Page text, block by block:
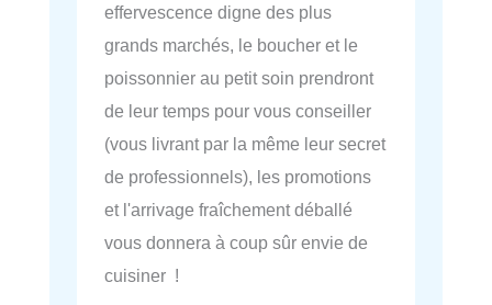
effervescence digne des plus
grands marchés, le boucher et le
poissonnier au petit soin prendront
de leur temps pour vous conseiller
(vous livrant par la même leur secret
de professionnels), les promotions
et l'arrivage fraîchement déballé
vous donnera à coup sûr envie de
cuisiner !